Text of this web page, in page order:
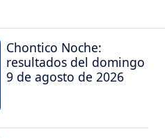
Chontico Noche:
resultados del domingo
9 de agosto de 2026